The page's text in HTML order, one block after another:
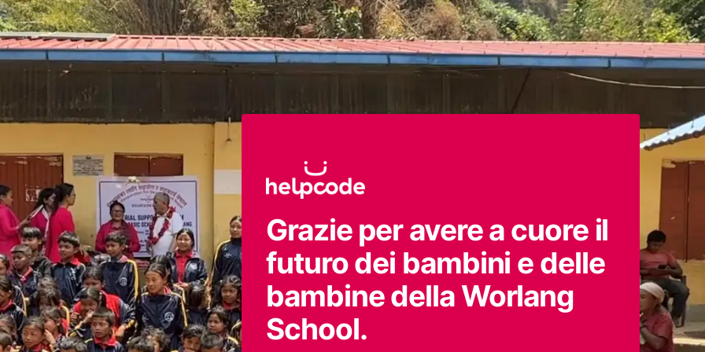
Grazie per avere a cuore il
futuro dei bambini e delle
bambine della Worlang
School.